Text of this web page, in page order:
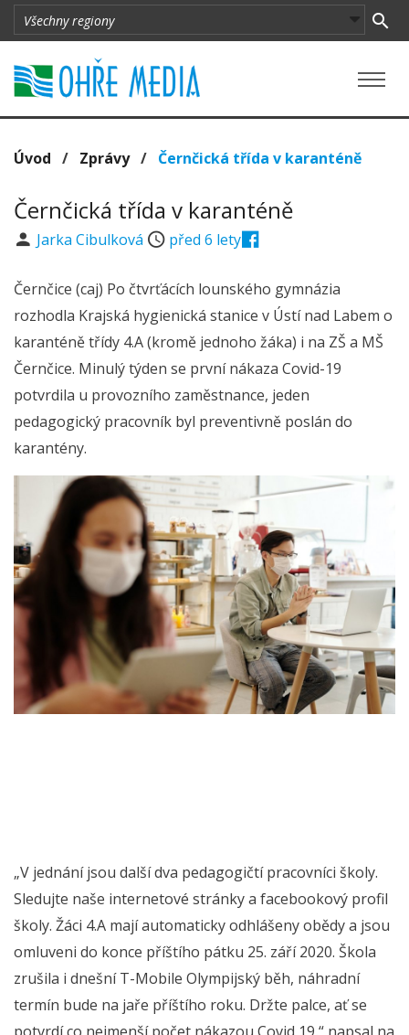
Úvod / Zprávy/ Černčická třída v karanténě
Černčická třída v karanténě
Jarka Cibulková před 6 lety
Černčice (caj) Po čtvrťácích lounského gymnázia
rozhodla Krajská hygienická stanice v Ústí nad Labem o
karanténě třídy 4.A (kromě jednoho žáka) i na ZŠ a MŠ
Černčice. Minulý týden se první nákaza Covid-19
potvrdila u provozního zaměstnance, jeden
pedagogický pracovník byl preventivně poslán do
karantény.
„V jednání jsou další dva pedagogičtí pracovníci školy.
Sledujte naše internetové stránky a facebookový profil
školy. Žáci 4.A mají automaticky odhlášeny obědy a jsou
omluveni do konce příštího pátku 25. září 2020. Škola
zrušila i dnešní T-Mobile Olympijský běh, náhradní
termín bude na jaře příštího roku. Držte palce, ať se